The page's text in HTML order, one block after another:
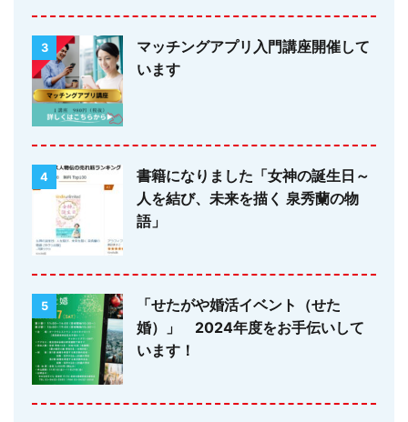
3
マッチングアプリ入門講座開催して
います
4
書籍になりました「女神の誕生日～
人を結び、未来を描く 泉秀蘭の物
語」
5
「せたがや婚活イベント（せた
婚）」 2024年度をお手伝いして
います！